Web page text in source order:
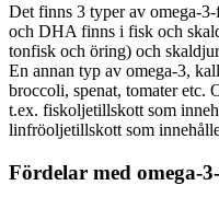
Det finns 3 typer av omega-
och DHA finns i fisk och
tonfisk och öring) och
En annan typ av omega-3,
broccoli, spenat, tomater etc.
t.ex. fiskoljetillskott som
linfröoljetillskott som
Fördelar med omega-